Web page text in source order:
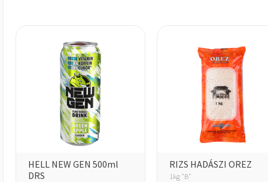
HELL NEW GEN 500ml
DRS
RIZS HADÁSZI OREZ
1kg "B"